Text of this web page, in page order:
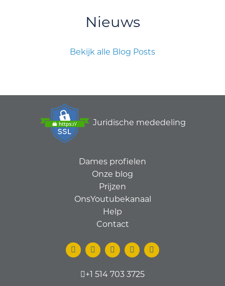
Nieuws
Bekijk alle Blog Posts
Juridische mededeling
Dames profielen
Onze blog
Prijzen
OnsYoutubekanaal
Help
Contact
+1 514 703 3725